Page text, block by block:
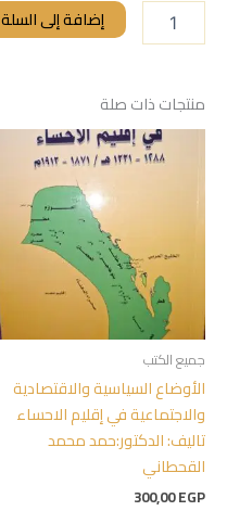
إضافة إلى السلة
منتجات ذات صلة
جميع الكتب
الأوضاع السياسية والاقتصادية
والاجتماعية في إقليم الاحساء
تاليف: الدكتور:حمد محمد
القحطاني
300,00EGP